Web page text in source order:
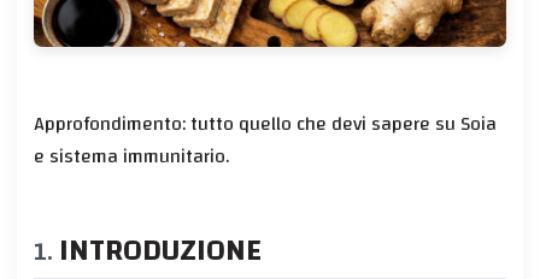
Approfondimento: tutto quello che devi sapere su Soia
e sistema immunitario.
INTRODUZIONE